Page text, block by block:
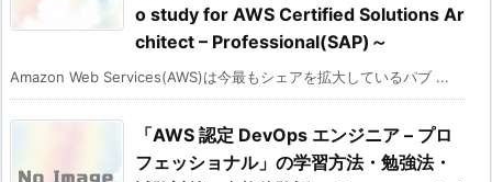
o study for AWS Certified Solutions Ar
chitect – Professional(SAP)～
Amazon Web Services(AWS)は今最もシェアを拡大しているパブ ...
「AWS 認定 DevOps エンジニア – プロ
フェッショナル」の学習方法・勉強法・